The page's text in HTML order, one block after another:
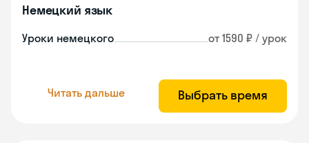
Немецкий язык
Уроки немецкого от 1590 ₽ / урок
Читать дальше Выбрать время